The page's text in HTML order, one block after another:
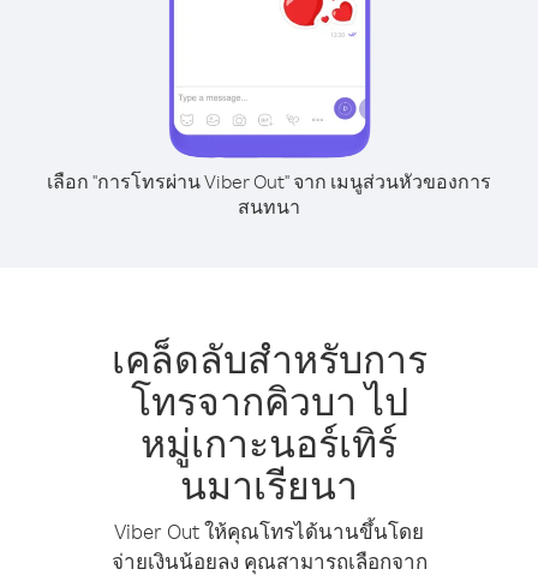
เลือก "การโทรผ่าน Viber Out" จาก เมนูส่วนหัวของการ
สนทนา
เคล็ดลับสำหรับการ
โทรจากคิวบา ไป
หมู่เกาะนอร์เทิร์
นมาเรียนา
Viber Out ให้คุณโทรได้นานขึ้นโดย
จ่ายเงินน้อยลง คุณสามารถเลือกจาก